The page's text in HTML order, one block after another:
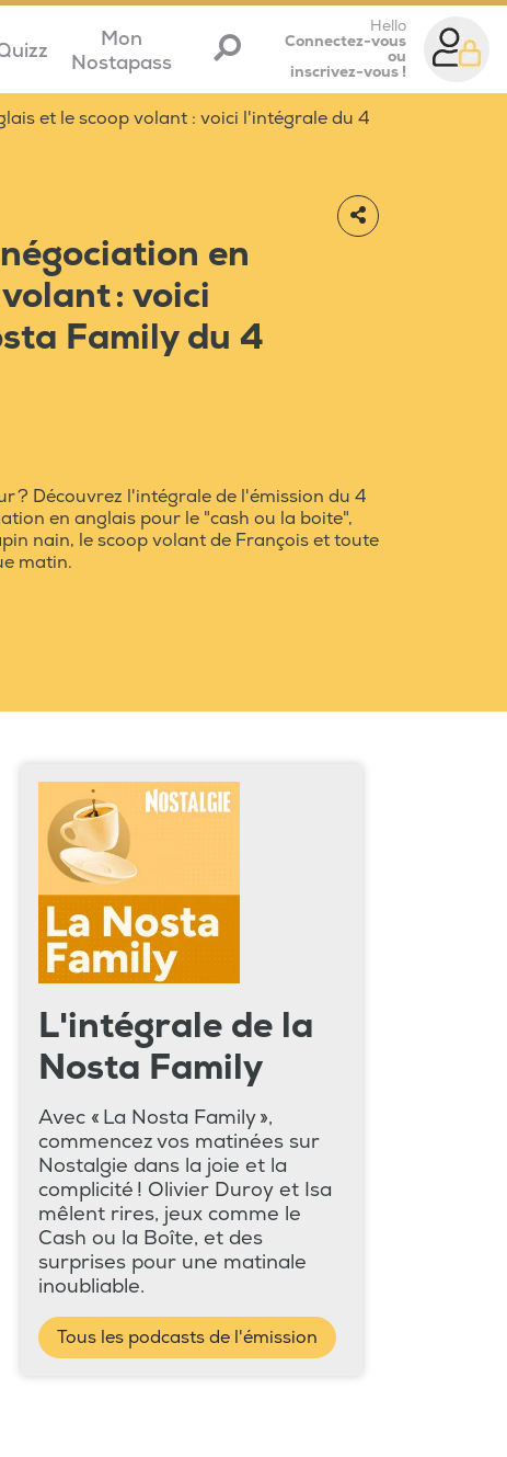
Mon
Nostapass
Hello
Connectez-vous
ou
inscrivez-vous !
et le scoop volant : voici l'intégrale du 4
en
: voici
Family du 4
? Découvrez l'intégrale de l'émission du 4
en anglais pour le "cash ou la boite",
nain, le scoop volant de François et toute
matin.
L'intégrale de la
Nosta Family
Avec « La Nosta Family »,
commencez vos matinées sur
Nostalgie dans la joie et la
complicité ! Olivier Duroy et Isa
mêlent rires, jeux comme le
Cash ou la Boîte, et des
surprises pour une matinale
inoubliable.
Tous les podcasts de l'émission